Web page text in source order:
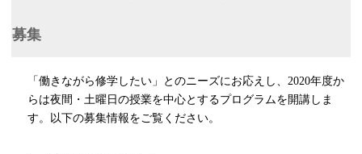
募集
「働きながら修学したい」とのニーズにお応えし、2020年度か
らは夜間・土曜日の授業を中心とするプログラムを開講しま
す。以下の募集情報をご覧ください。